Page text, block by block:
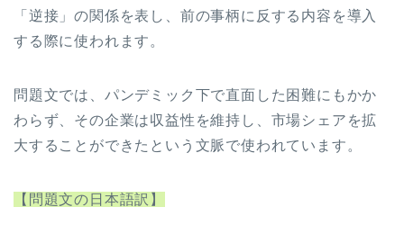
「逆接」の関係を表し、前の事柄に反する内容を導入
する際に使われます。
問題文では、パンデミック下で直面した困難にもかか
わらず、その企業は収益性を維持し、市場シェアを拡
大することができたという文脈で使われています。
【問題文の日本語訳】